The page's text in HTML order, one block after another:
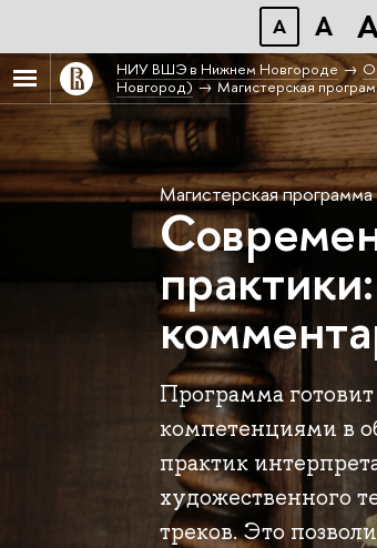
A A
НИУ ВШЭ в Нижнем Новгороде
Новгород)
Магистерская
Магистерская программа
Программа
компетенциями в
практик
художественного
треков. Это